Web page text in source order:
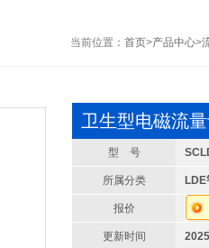
当前位置： 首页>产品中心>
卫生型电磁流
型 号
所属分类
报价
更新时间